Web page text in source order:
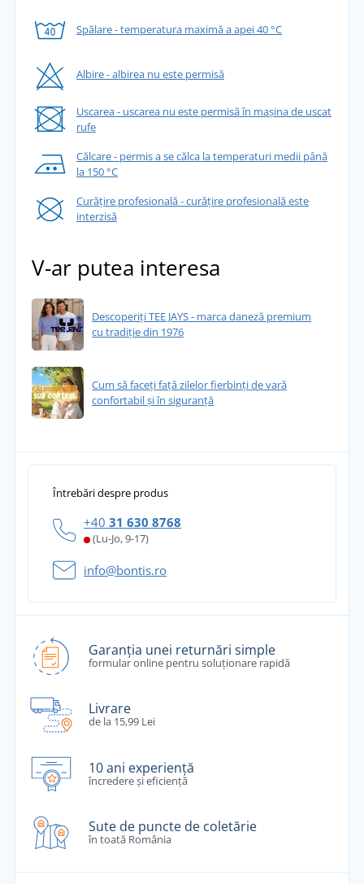
Spălare - temperatura maximă a apei 40 °C
Albire - albirea nu este permisă
Uscarea - uscarea nu este permisă în mașina de uscat
rufe
Călcare - permis a se călca la temperaturi medii până
la 150 °C
Curățire profesională - curățire profesională este
interzisă
V-ar putea interesa
Descoperiți TEE JAYS - marca daneză premium
cu tradiție din 1976
Cum să faceți față zilelor fierbinți de vară
confortabil și în siguranță
Întrebări despre produs
+40 31 630 8768
(Lu-Jo, 9-17)
info@bontis.ro
Garanția unei returnări simple
formular online pentru soluționare rapidă
Livrare
de la 15,99 Lei
10 ani experiență
încredere și eficiență
Sute de puncte de coletărie
în toată România